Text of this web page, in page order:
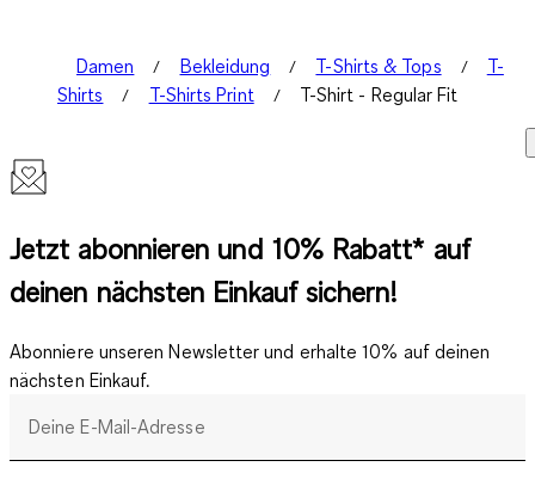
Damen Bekleidung T-Shirts & Tops
T-
Shirts
T-Shirts Print T-Shirt - Regular Fit
Jetzt abonnieren und 10% Rabatt* auf
deinen nächsten Einkauf sichern!
Abonniere unseren Newsletter und erhalte 10% auf deinen
nächsten Einkauf.
Deine E-Mail-Adresse